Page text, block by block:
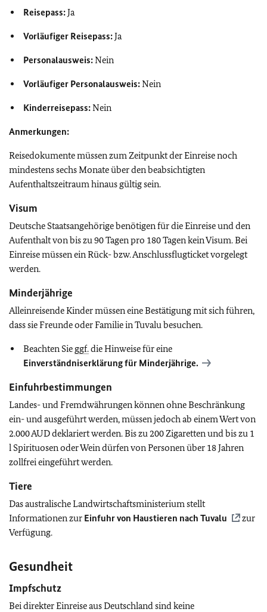
Reisepass:Ja
Vorläufiger Reisepass:Ja
Personalausweis:Nein
Vorläufiger Personalausweis:Nein
Kinderreisepass:Nein
Anmerkungen:
Reisedokumente müssen zum Zeitpunkt der Einreise noch
mindestens sechs Monate über den beabsichtigten
Aufenthaltszeitraum hinaus gültig sein.
Visum
Deutsche Staatsangehörige benötigen für die Einreise und den
Aufenthalt von bis zu 90 Tagen pro 180 Tagen kein Visum. Bei
Einreise müssen ein Rück- bzw. Anschlussflugticket vorgelegt
werden.
Minderjährige
Alleinreisende Kinder müssen eine Bestätigung mit sich führen,
dass sie Freunde oder Familie in Tuvalu besuchen.
Beachten Sie ggf.die Hinweise für eine
Einverständniserklärung für Minderjährige.
Einfuhrbestimmungen
Landes- und Fremdwährungen können ohne Beschränkung
ein- und ausgeführt werden, müssen jedoch ab einem Wert von
2.000 AUD deklariert werden. Bis zu 200 Zigaretten und bis zu 1
l Spirituosen oder Wein dürfen von Personen über 18 Jahren
zollfrei eingeführt werden.
Tiere
Das australische Landwirtschaftsministerium stellt
Informationen zur Einfuhr von Haustieren nach Tuvalu
zur
Verfügung.
Gesundheit
Impfschutz
Bei direkter Einreise aus Deutschland sind keine